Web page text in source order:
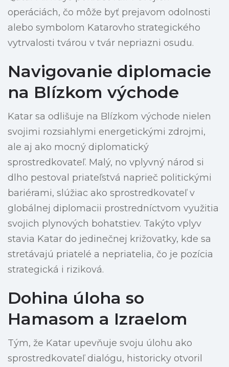
operáciách, čo môže byť prejavom odolnosti
alebo symbolom Katarovho strategického
vytrvalosti tvárou v tvár nepriazni osudu.
Navigovanie diplomacie
na Blízkom východe
Katar sa odlišuje na Blízkom východe nielen
svojimi rozsiahlymi energetickými zdrojmi,
ale aj ako mocný diplomatický
sprostredkovateľ. Malý, no vplyvný národ si
dlho pestoval priateľstvá naprieč politickými
bariérami, slúžiac ako sprostredkovateľ v
globálnej diplomacii prostredníctvom využitia
svojich plynových bohatstiev. Takýto vplyv
stavia Katar do jedinečnej križovatky, kde sa
stretávajú priatelé a nepriatelia, čo je pozícia
strategická i riziková.
Dohina úloha so
Hamasom a Izraelom
Tým, že Katar upevňuje svoju úlohu ako
sprostredkovateľ dialógu, historicky otvoril